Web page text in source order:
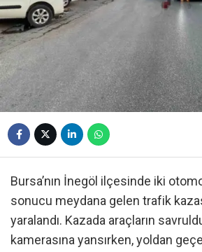
Bursa’nın İnegöl ilçesinde iki
sonucu meydana gelen trafik
yaralandı. Kazada araçların
kamerasına yansırken, yoldan